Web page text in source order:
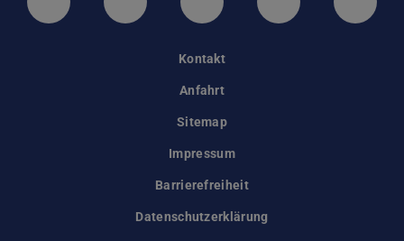
LinkedIn-Seite der TU Darmstadt
Instagram-Kanal der TU
Bluesky-Kanal der TU
Facebook-
Kontakt
Anfahrt
Sitemap
Impressum
Barrierefreiheit
Datenschutzerklärung